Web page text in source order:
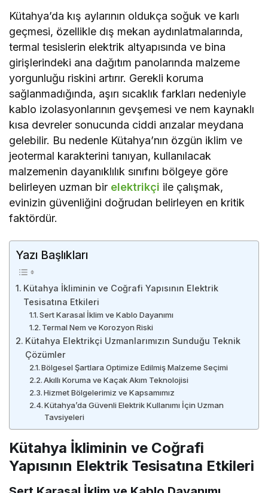
Kütahya’da kış aylarının oldukça soğuk ve karlı
geçmesi, özellikle dış mekan aydınlatmalarında,
termal tesislerin elektrik altyapısında ve bina
girişlerindeki ana dağıtım panolarında malzeme
yorgunluğu riskini artırır. Gerekli koruma
sağlanmadığında, aşırı sıcaklık farkları nedeniyle
kablo izolasyonlarının gevşemesi ve nem kaynaklı
kısa devreler sonucunda ciddi arızalar meydana
gelebilir. Bu nedenle Kütahya’nın özgün iklim ve
jeotermal karakterini tanıyan, kullanılacak
malzemenin dayanıklılık sınıfını bölgeye göre
belirleyen uzman bir elektrikçi ile çalışmak,
evinizin güvenliğini doğrudan belirleyen en kritik
faktördür.
Yazı Başlıkları
Kütahya İkliminin ve Coğrafi Yapısının Elektrik
Tesisatına Etkileri
Sert Karasal İklim ve Kablo Dayanımı
Termal Nem ve Korozyon Riski
Kütahya Elektrikçi Uzmanlarımızın Sunduğu Teknik
Çözümler
Bölgesel Şartlara Optimize Edilmiş Malzeme Seçimi
Akıllı Koruma ve Kaçak Akım Teknolojisi
Hizmet Bölgelerimiz ve Kapsamımız
Kütahya’da Güvenli Elektrik Kullanımı İçin Uzman
Tavsiyeleri
Kütahya İkliminin ve Coğrafi
Yapısının Elektrik Tesisatına Etkileri